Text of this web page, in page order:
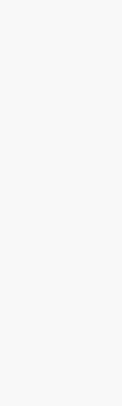
箭残骸撞月球的
空垃圾与